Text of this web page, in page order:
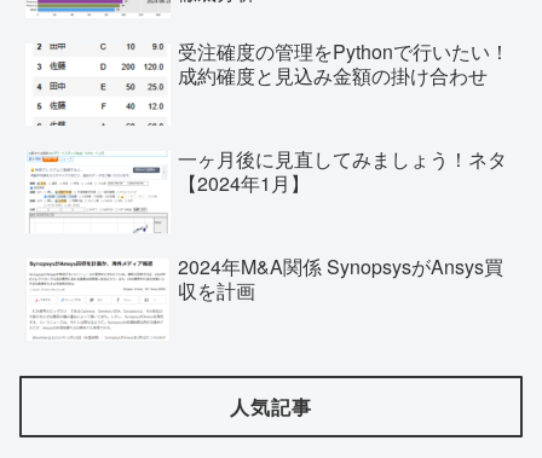
受注確度の管理をPythonで行いたい！
成約確度と見込み金額の掛け合わせ
一ヶ月後に見直してみましょう！ネタ
【2024年1月】
2024年M&A関係 SynopsysがAnsys買
収を計画
人気記事